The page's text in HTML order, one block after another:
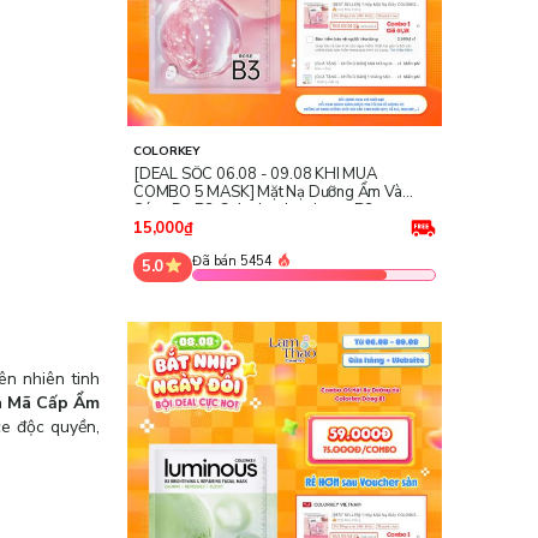
nhiên tinh
Mã Cấp Ẩm
độc quyền,
COLORKEY
[DEAL SỐC 06.08 - 09.08 KHI MUA
COMBO 5 MASK] Mặt Nạ Dưỡng Ẩm Và
Sáng Da B3 Colorkey Luminous B3
Brightening & Nourishing Facial Mask -
15,000₫
5.0
Đã bán 5454